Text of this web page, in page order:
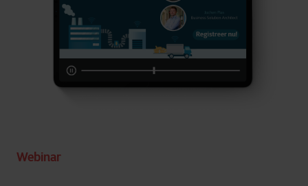
Webinar